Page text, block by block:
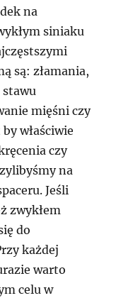
na
siniaku
są: złamania,
stawu
mięśni czy
właściwie
czy
na
Jeśli
zwykłem
do
każdej
warto
celu w